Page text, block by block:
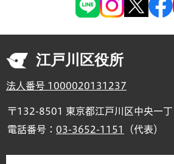
江戸川区役所
法人番号 1000020131237
〒132-8501 東京都江戸川区中央一
電話番号： 03-3652-1151 （代表）